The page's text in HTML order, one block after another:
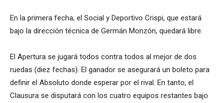
En la primera fecha, el Social y Deportivo Crispi, que estará
bajo la dirección técnica de Germán Monzón, quedará libre.
El Apertura se jugará todos contra todos al mejor de dos
ruedas (diez fechas). El ganador se asegurará un boleto para
definir el Absoluto donde esperar por el rival. En tanto, el
Clausura se disputará con los cuatro equipos restantes bajo